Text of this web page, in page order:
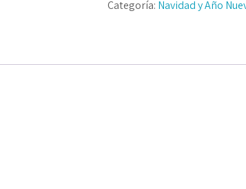
Categoría: Navidad y Año